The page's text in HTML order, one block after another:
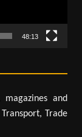
48:13
and
Trade